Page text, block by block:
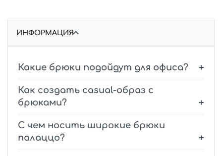
ИНФОРМАЦИЯ
Какие брюки подойдут для офиса?
Как создать casual-образ с
брюками?
С чем носить широкие брюки
палаццо?